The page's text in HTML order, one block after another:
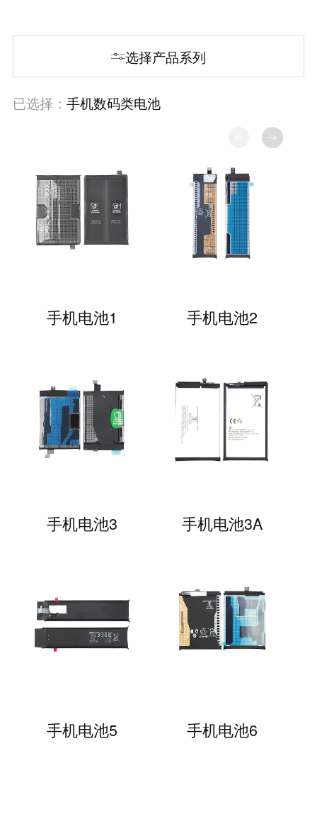
选择产品系列
已选择： 手机数码类电池
手机电池1 手机电池2
手机电池3 手机电池3A
手机电池5 手机电池6